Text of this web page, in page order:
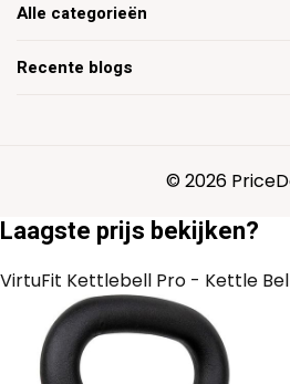
Recente blogs
Alle categorieën
© 2026
Laagste prijs bekijken?
VirtuFit Kettlebell Pro - Kettle